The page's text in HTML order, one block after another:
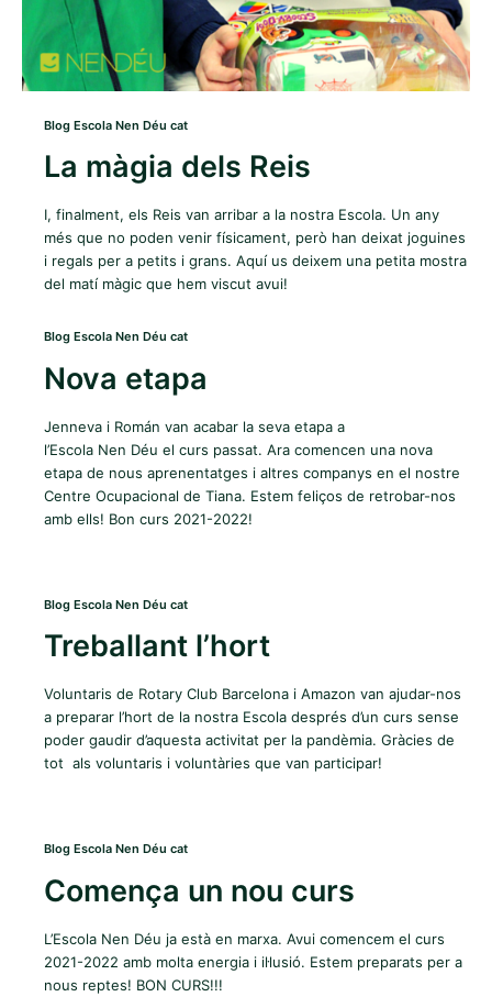
Blog Escola Nen Déu cat
La màgia dels Reis
I, finalment, els Reis van arribar a la nostra Escola. Un any
més que no poden venir físicament, però han deixat joguines
i regals per a petits i grans. Aquí us deixem una petita mostra
del matí màgic que hem viscut avui!
Blog Escola Nen Déu cat
Nova etapa
Jenneva i Román van acabar la seva etapa a
l’Escola Nen Déu el curs passat. Ara comencen una nova
etapa de nous aprenentatges i altres companys en el nostre
Centre Ocupacional de Tiana. Estem feliços de retrobar-nos
amb ells! Bon curs 2021-2022!
Blog Escola Nen Déu cat
Treballant l’hort
Voluntaris de Rotary Club Barcelona i Amazon van ajudar-nos
a preparar l’hort de la nostra Escola després d’un curs sense
poder gaudir d’aquesta activitat per la pandèmia. Gràcies de
tot als voluntaris i voluntàries que van participar!
Blog Escola Nen Déu cat
Comença un nou curs
L’Escola Nen Déu ja està en marxa. Avui comencem el curs
2021-2022 amb molta energia i il·lusió. Estem preparats per a
nous reptes! BON CURS!!!